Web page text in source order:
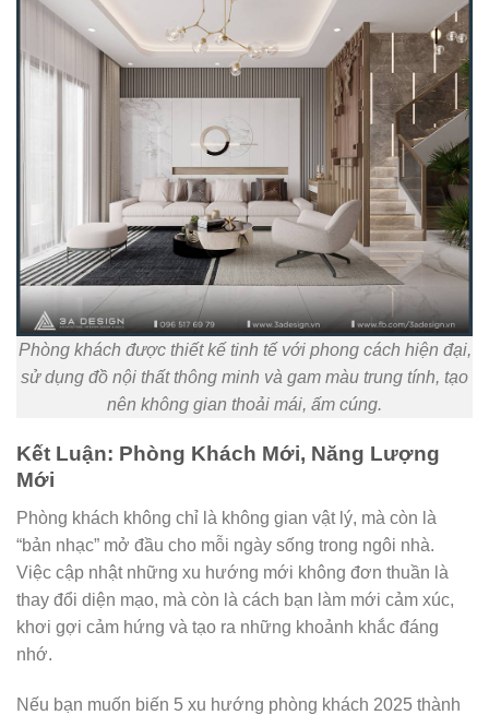
Phòng khách được thiết kế tinh tế với phong cách hiện đại,
sử dụng đồ nội thất thông minh và gam màu trung tính, tạo
nên không gian thoải mái, ấm cúng.
Kết Luận: Phòng Khách Mới, Năng Lượng
Mới
Phòng khách không chỉ là không gian vật lý, mà còn là
“bản nhạc” mở đầu cho mỗi ngày sống trong ngôi nhà.
Việc cập nhật những xu hướng mới không đơn thuần là
thay đổi diện mạo, mà còn là cách bạn làm mới cảm xúc,
khơi gợi cảm hứng và tạo ra những khoảnh khắc đáng
nhớ.
Nếu bạn muốn biến 5 xu hướng phòng khách 2025 thành